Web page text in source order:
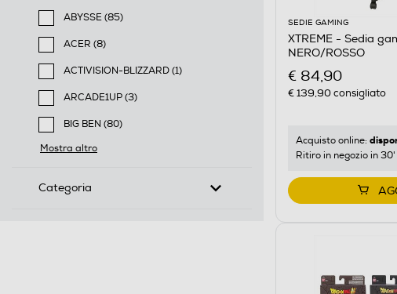
Filtra per Marca: AAAMAZE
ABYSSE (85)
Filtra per Marca: ABYSSE
ACER (8)
Filtra per Marca: ACER
ACTIVISION-BLIZZARD (1)
Filtra per Marca: ACTIVISION-BLIZZARD
ARCADE1UP (3)
Filtra per Marca: ARCADE1UP
BIG BEN (80)
Filtra per Marca: BIG BEN
Mostra altro
Categoria
SEDIE GAMING
XTREME - Sedia
NERO/ROSSO
€ 84,90
€ 139,90consigliato
Acquisto online:
Ritiro in negozio in